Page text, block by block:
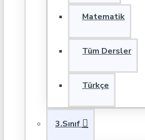
Matematik
Tüm Dersler
Türkçe
3.Sınıf